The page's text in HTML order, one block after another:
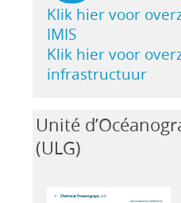
Klik hier voor
IMIS
Klik hier voor
infrastructuur
Unité
(ULG)